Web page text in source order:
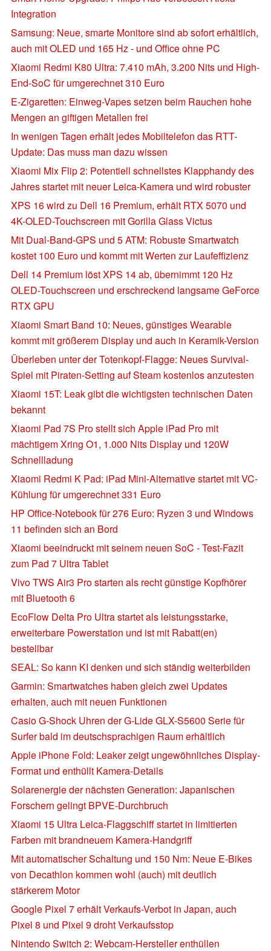
Integration
Samsung: Neue, smarte Monitore sind ab sofort erhältlich,
auch mit OLED und 165 Hz - und Office ohne PC
Xiaomi Redmi K80 Ultra: 7.410 mAh, 3.200 Nits und High-
End-SoC für umgerechnet 310 Euro
E-Zigaretten: Einweg-Vapes setzen beim Rauchen hohe
Mengen an giftigen Metallen frei
In wenigen Tagen erhält jedes Mobiltelefon das RTT-
Update: Das muss man dazu wissen
Xiaomi Mix Flip 2: Potentiell schnellstes Klapphandy des
Jahres startet mit neuer Leica-Kamera und wird robuster
XPS 16 wird zu Dell 16 Premium, erhält RTX 5070 und
4K-OLED-Touchscreen mit Gorilla Glass Victus
Mit Dual-Band-GPS und 5 ATM: Robuste Smartwatch
kostet 100 Euro und kommt mit Werten zur Laufeffizienz
Dell 14 Premium löst XPS 14 ab, übernimmt 120 Hz
OLED-Touchscreen und erschreckend langsame GeForce
RTX GPU
Xiaomi Smart Band 10: Neues, günstiges Wearable
kommt mit größerem Display und auch in Keramik-Version
Überleben unter der Totenkopf-Flagge: Neues Survival-
Spiel mit Piraten-Setting auf Steam kostenlos anzutesten
Xiaomi 15T: Leak gibt die wichtigsten technischen Daten
bekannt
Xiaomi Pad 7S Pro stellt sich Apple iPad Pro mit
mächtigem Xring O1, 1.000 Nits Display und 120W
Schnellladung
Xiaomi Redmi K Pad: iPad Mini-Alternative startet mit VC-
Kühlung für umgerechnet 331 Euro
HP Office-Notebook für 276 Euro: Ryzen 3 und Windows
11 befinden sich an Bord
Xiaomi beeindruckt mit seinem neuen SoC - Test-Fazit
zum Pad 7 Ultra Tablet
Vivo TWS Air3 Pro starten als recht günstige Kopfhörer
mit Bluetooth 6
EcoFlow Delta Pro Ultra startet als leistungsstarke,
erweiterbare Powerstation und ist mit Rabatt(en)
bestellbar
SEAL: So kann KI denken und sich ständig weiterbilden
Garmin: Smartwatches haben gleich zwei Updates
erhalten, auch mit neuen Funktionen
Casio G-Shock Uhren der G-Lide GLX-S5600 Serie für
Surfer bald im deutschsprachigen Raum erhältlich
Apple iPhone Fold: Leaker zeigt ungewöhnliches Display-
Format und enthüllt Kamera-Details
Solarenergie der nächsten Generation: Japanischen
Forschern gelingt BPVE-Durchbruch
Xiaomi 15 Ultra Leica-Flaggschiff startet in limitierten
Farben mit brandneuem Kamera-Handgriff
Mit automatischer Schaltung und 150 Nm: Neue E-Bikes
von Decathlon kommen wohl (auch) mit deutlich
stärkerem Motor
Google Pixel 7 erhält Verkaufs-Verbot in Japan, auch
Pixel 8 und Pixel 9 droht Verkaufsstop
Nintendo Switch 2: Webcam-Hersteller enthüllen